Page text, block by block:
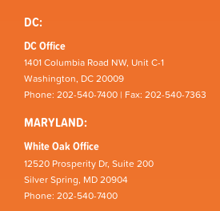
DC:
DC Office
1401 Columbia Road NW, Unit C-1
Washington, DC 20009
Phone: 202-540-7400 | Fax: 202-540-7363
MARYLAND:
White Oak Office
12520 Prosperity Dr, Suite 200
Silver Spring, MD 20904
Phone: 202-540-7400